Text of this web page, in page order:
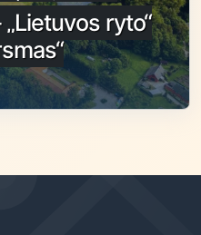
ryto“